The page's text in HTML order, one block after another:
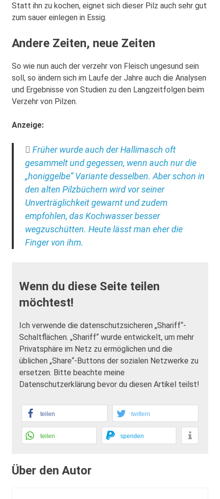
Statt ihn zu kochen, eignet sich dieser Pilz auch sehr gut
zum sauer einlegen in Essig.
Andere Zeiten, neue Zeiten
So wie nun auch der verzehr von Fleisch ungesund sein
soll, so ändern sich im Laufe der Jahre auch die Analysen
und Ergebnisse von Studien zu den Langzeitfolgen beim
Verzehr von Pilzen.
Anzeige:
Früher wurde auch der Hallimasch oft
gesammelt und gegessen, wenn auch nur die
„honiggelbe“ Variante desselben. Aber schon in
den alten Pilzbüchern wird vor seiner
Unverträglichkeit gewarnt und zudem
empfohlen, das Kochwasser besser
wegzuschütten. Heute lässt man eher die
Finger von ihm.
Wenn du diese Seite teilen
möchtest!
Ich verwende die datenschutzsicheren „Shariff“-
Schaltflächen. „Shariff“ wurde entwickelt, um mehr
Privatsphäre im Netz zu ermöglichen und die
üblichen „Share“-Buttons der sozialen Netzwerke zu
ersetzen. Bitte beachte meine
Datenschutzerklärung bevor du diesen Artikel teilst!
teilen twittern
teilen spenden
Über den Autor